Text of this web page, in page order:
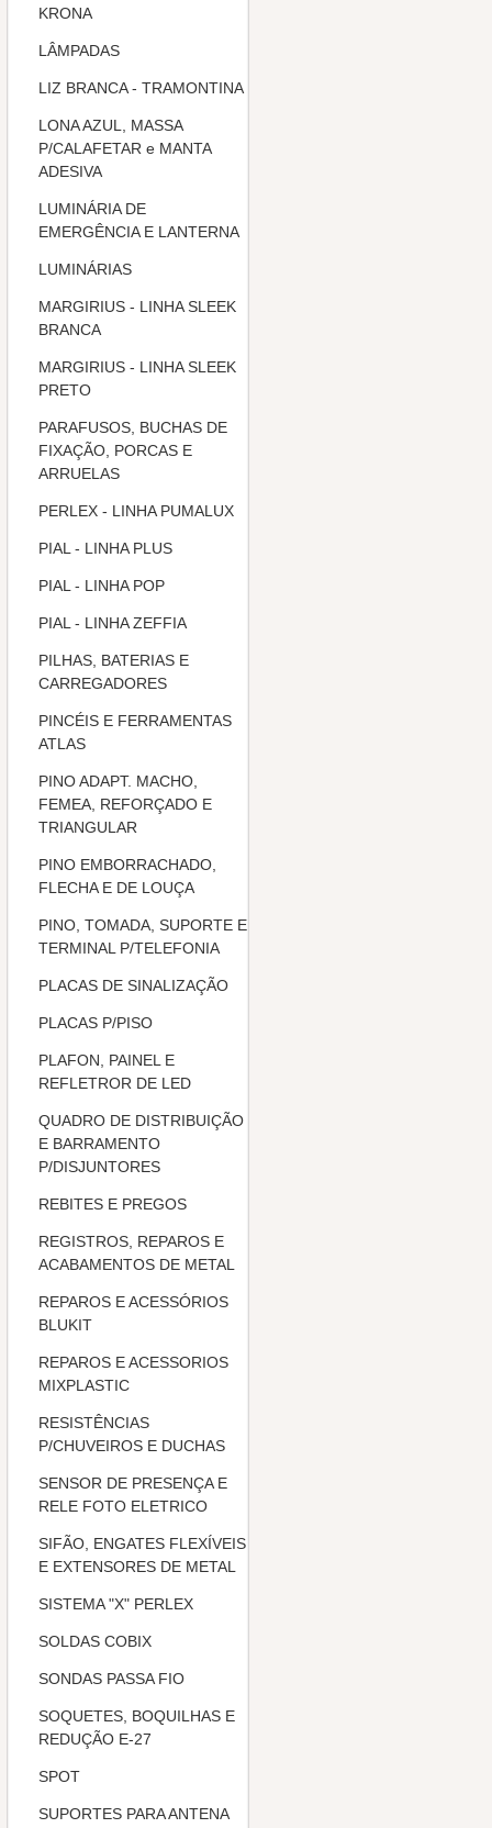
KRONA
LÂMPADAS
LIZ BRANCA - TRAMONTINA
LONA AZUL, MASSA
P/CALAFETAR e MANTA
ADESIVA
LUMINÁRIA DE
EMERGÊNCIA E LANTERNA
LUMINÁRIAS
MARGIRIUS - LINHA SLEEK
BRANCA
MARGIRIUS - LINHA SLEEK
PRETO
PARAFUSOS, BUCHAS DE
FIXAÇÃO, PORCAS E
ARRUELAS
PERLEX - LINHA PUMALUX
PIAL - LINHA PLUS
PIAL - LINHA POP
PIAL - LINHA ZEFFIA
PILHAS, BATERIAS E
CARREGADORES
PINCÉIS E FERRAMENTAS
ATLAS
PINO ADAPT. MACHO,
FEMEA, REFORÇADO E
TRIANGULAR
PINO EMBORRACHADO,
FLECHA E DE LOUÇA
PINO, TOMADA, SUPORTE E
TERMINAL P/TELEFONIA
PLACAS DE SINALIZAÇÃO
PLACAS P/PISO
PLAFON, PAINEL E
REFLETROR DE LED
QUADRO DE DISTRIBUIÇÃO
E BARRAMENTO
P/DISJUNTORES
REBITES E PREGOS
REGISTROS, REPAROS E
ACABAMENTOS DE METAL
REPAROS E ACESSÓRIOS
BLUKIT
REPAROS E ACESSORIOS
MIXPLASTIC
RESISTÊNCIAS
P/CHUVEIROS E DUCHAS
SENSOR DE PRESENÇA E
RELE FOTO ELETRICO
SIFÃO, ENGATES FLEXÍVEIS
E EXTENSORES DE METAL
SISTEMA "X" PERLEX
SOLDAS COBIX
SONDAS PASSA FIO
SOQUETES, BOQUILHAS E
REDUÇÃO E-27
SPOT
SUPORTES PARA ANTENA